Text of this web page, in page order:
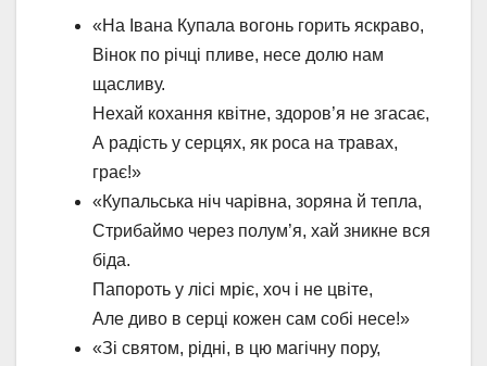
«На Івана Купала вогонь горить яскраво,
Вінок по річці пливе, несе долю нам
щасливу.
Нехай кохання квітне, здоров’я не згасає,
А радість у серцях, як роса на травах,
грає!»
«Купальська ніч чарівна, зоряна й тепла,
Стрибаймо через полум’я, хай зникне вся
біда.
Папороть у лісі мріє, хоч і не цвіте,
Але диво в серці кожен сам собі несе!»
«Зі святом, рідні, в цю магічну пору,